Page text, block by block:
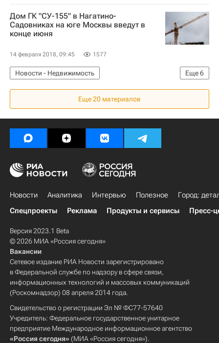
Конкурсы
Московская область (Подмосковье)
Дом ГК "СУ-155" в Нагатино-
Садовниках на юге Москвы введут в
конце июня
14 февраля 2018, 09:45 1577
Еще6
Новости - Недвижимость
Достройка объектов компании "СУ-155"
Строительство
Россия
Еще 20 материалов
Новости Аналитика Интервью Полезное
Город:
Спецпроекты
Реклама Продукты и сервисы Пресс-
Версия 2023.1 Beta
© 2026 МИА «Россия сегодня»
Вакансии
Сетевое издание РИА Новости зарегистрировано
в Федеральной службе по надзору в сфере связи,
информационных технологий и массовых коммуникаций
(Роскомнадзор) 08 апреля 2014 года.
Свидетельство о регистрации Эл № ФС77-57640
Учредитель: Федеральное государственное унитарное
предприятие Международное информационное агентство
«Россия сегодня» (МИА «Россия сегодня»).